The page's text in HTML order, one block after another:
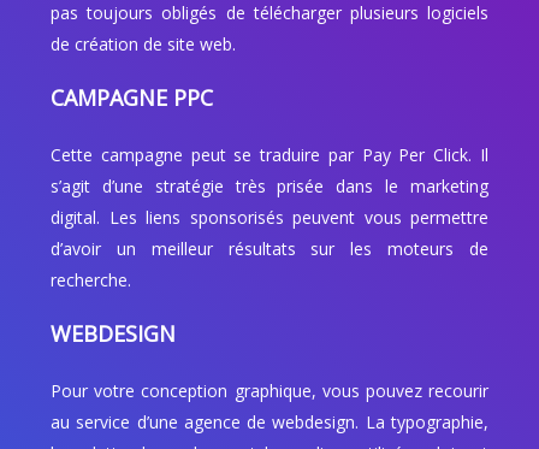
pas toujours obligés de télécharger plusieurs logiciels
de création de site web.
CAMPAGNE PPC
Cette campagne peut se traduire par Pay Per Click. Il
s’agit d’une stratégie très prisée dans le marketing
digital. Les liens sponsorisés peuvent vous permettre
d’avoir un meilleur résultats sur les moteurs de
recherche.
WEBDESIGN
Pour votre conception graphique, vous pouvez recourir
au service d’une agence de webdesign. La typographie,